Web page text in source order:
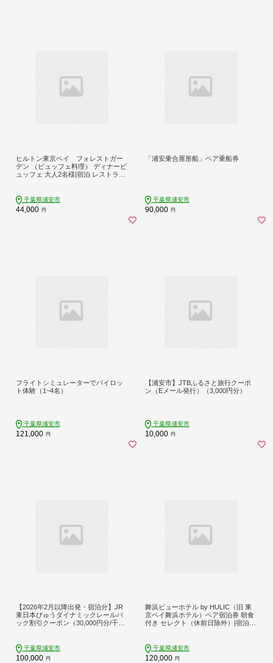
ヒルトン東京ベイ フォレストガー
デン （ビュッフェ料理） ディナービ
ュッフェ 大人2名様|宿泊 レストラン
千葉県浦安市
44,000 円
「浦安乗合屋形船」ペア乗船券
千葉県浦安市
90,000 円
フライトシミュレーターでパイロッ
ト体験（1~4名）
千葉県浦安市
121,000 円
【浦安市】JTBふるさと旅行クーポ
ン（Eメール発行）（3,000円分）
千葉県浦安市
10,000 円
【2026年2月以降出発・宿泊分】JR
東日本びゅうダイナミックレールパ
ック割引クーポン（30,000円分/千葉
千葉県浦安市
100,000 円
舞浜ビューホテル by HULIC（旧 東
京ベイ舞浜ホテル）ペア宿泊券 朝食
付き セレクト（休前日除外）|宿泊
千葉県浦安市
120,000 円